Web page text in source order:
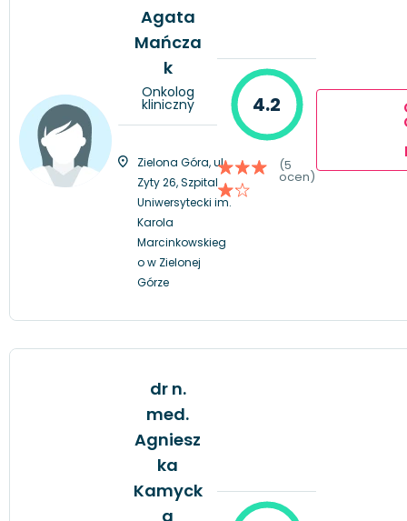
Agata
Mańcza
k
Onkolog
kliniczny
Zielona Góra, ul.
Zyty 26, Szpital
Uniwersytecki im.
Karola
Marcinkowskieg
o w Zielonej
Górze
4.2
(5
ocen)
dr n.
med.
Agniesz
ka
Kamyck
a